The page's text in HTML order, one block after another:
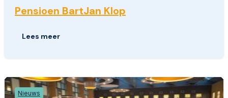
Pensioen BartJan Klop
Lees meer
Nieuws